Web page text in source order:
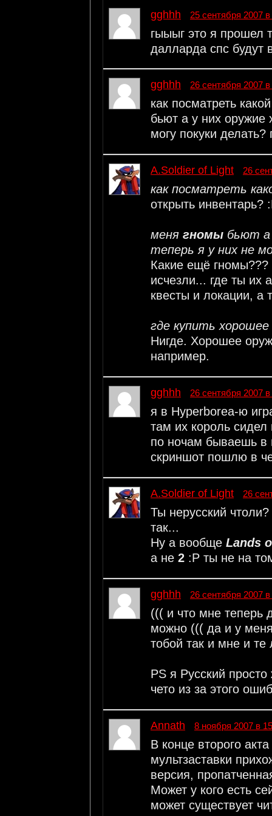
gghhh 25 сентября 2007
гыыыг это я прошел
далларда спс будут
gghhh 26 сентября 2007
как посматреть
бьют а у них оружие
могу покуки
A.Soldier of Light 26
как посматреть
открыть инвентарь?
меня гномы бьют а
теперь я у них не
Какие ещё гномы???
исчезли... где ты их
квесты и локации, а
где купить
Нигде. Хорошее
например.
gghhh 26 сентября 2007
я в Hyperborea-ю
там их король сидел
по ночам бываешь в
скриншот пошлю в
A.Soldier of Light 26
Ты нерусский
так...
Ну а вообще Lands
а не 2 :Р ты не на
gghhh 26 сентября 2007
((( и что мне теперь
можно ((( да и у
тобой так и мне и те
PS я Русский
чето из за этого
Annath 8 ноября 2007 в
В конце второго
мультзаставки
версия,
Может у кого есть
может существует